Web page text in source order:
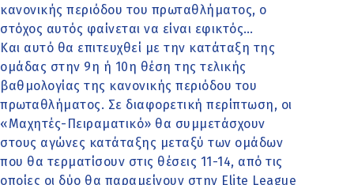
κανονικής περιόδου του πρωταθλήματος, ο
στόχος αυτός φαίνεται να είναι εφικτός…
Και αυτό θα επιτευχθεί με την κατάταξη της
ομάδας στην 9η ή 10η θέση της τελικής
βαθμολογίας της κανονικής περιόδου του
πρωταθλήματος. Σε διαφορετική περίπτωση, οι
«Μαχητές-Πειραματικό» θα συμμετάσχουν
στους αγώνες κατάταξης μεταξύ των ομάδων
που θα τερματίσουν στις θέσεις 11-14, από τις
οποίες οι δύο θα παραμείνουν στην Elite League